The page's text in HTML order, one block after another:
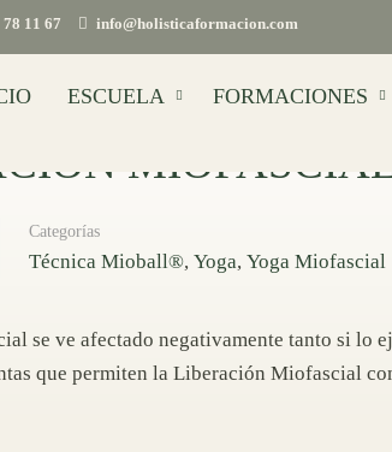
11 67 info@holisticaformacion.com
ESCUELA FORMACIONES
MIOFASCIAL
Categorías
Técnica Mioball®, Yoga, Yoga Miofascial
se ve afectado negativamente tanto si lo
que permiten la Liberación Miofascial